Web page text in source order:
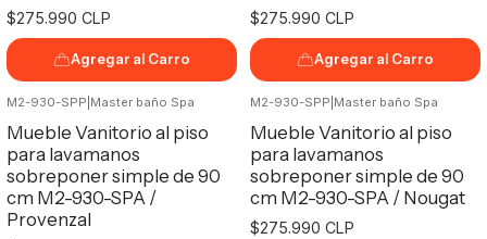
$275.990 CLP
Agregar al Carro
$275.990 CLP
Agregar al Carro
M2-930-SPP Master baño Spa
Mueble Vanitorio al piso
para lavamanos
sobreponer simple de 90
cm M2-930-SPA /
Provenzal
M2-930-SPP Master baño Spa
Mueble Vanitorio al piso
para lavamanos
sobreponer simple de 90
cm M2-930-SPA / Nougat
$275.990 CLP